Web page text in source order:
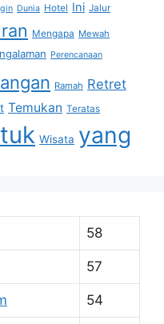
Dunia Hotel Ini Jalur
Mengapa Mewah
Perencanaan
Ramah Retret
Temukan Teratas
Wisata yang
58
57
54